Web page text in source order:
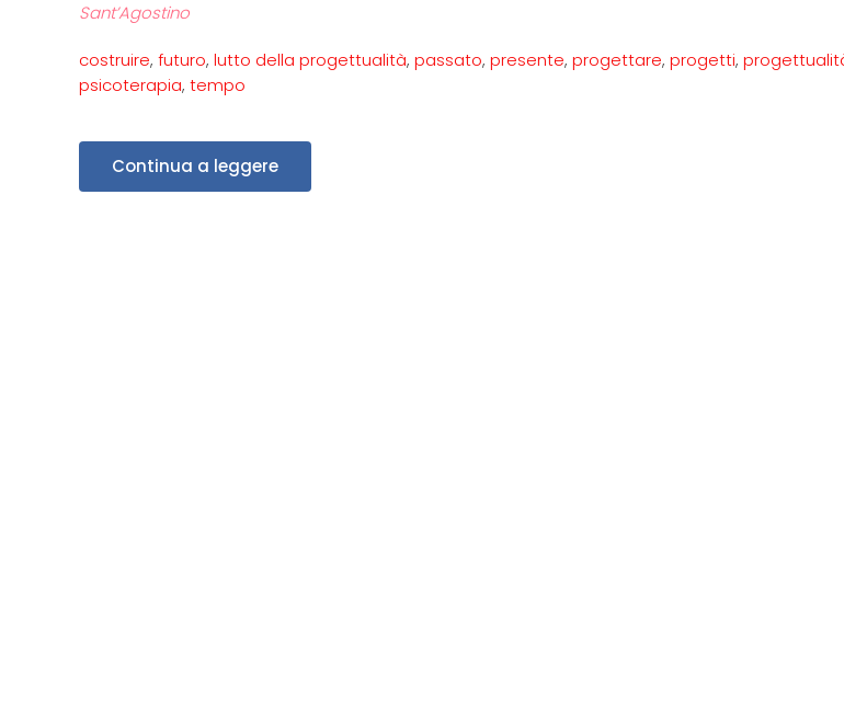
Sant’Agostino
costruire, futuro, lutto della progettualità, passato, presente, progettare, progetti,
psicoterapia, tempo
Continua a leggere